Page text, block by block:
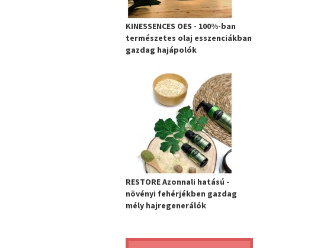
KINESSENCES OES - 100%-ban
természetes olaj esszenciákban
gazdag hajápolók
RESTORE Azonnali hatású -
növényi fehérjékben gazdag
mély hajregenerálók